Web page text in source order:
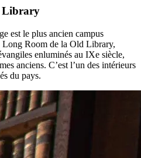
Library
est le plus ancien campus
Long Room de la Old Library,
enluminés au IXe siècle,
anciens. C’est l’un des intérieurs
du pays.